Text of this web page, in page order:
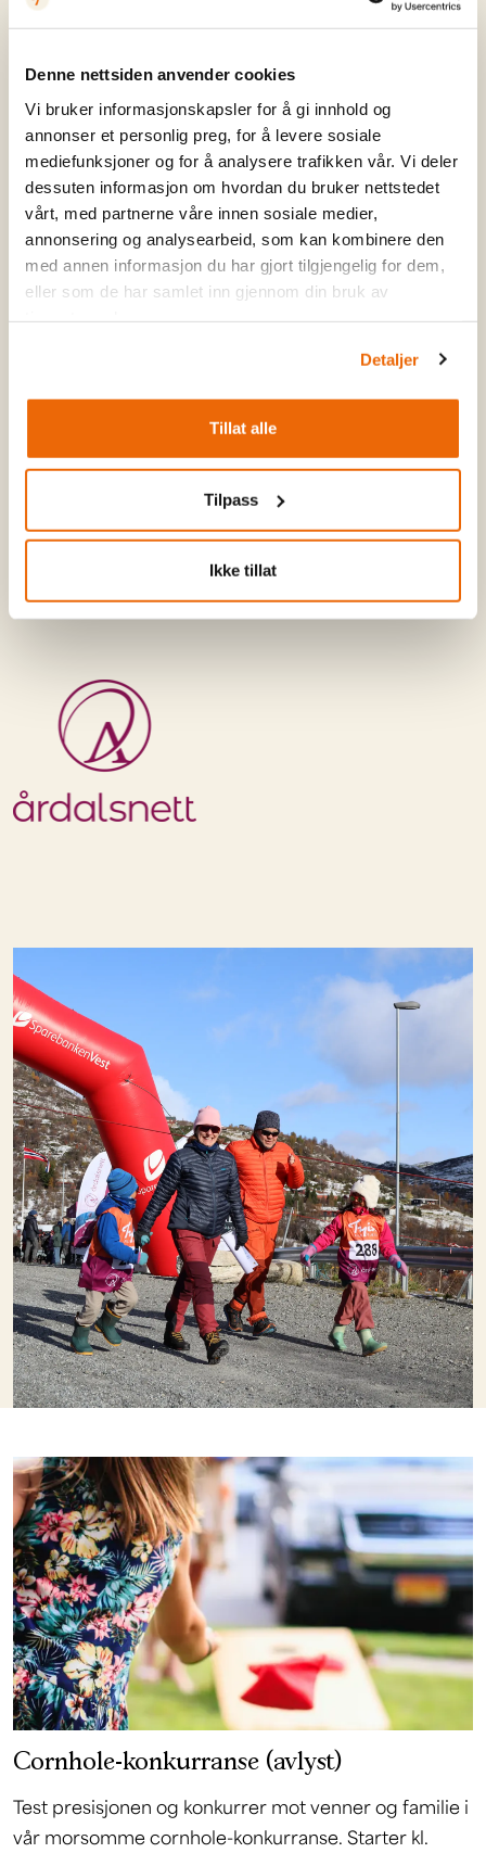
Denne nettsiden anvender cookies
Vi bruker informasjonskapsler for å gi innhold og
annonser et personlig preg, for å levere sosiale
mediefunksjoner og for å analysere trafikken vår. Vi deler
dessuten informasjon om hvordan du bruker nettstedet
vårt, med partnerne våre innen sosiale medier,
annonsering og analysearbeid, som kan kombinere den
med annen informasjon du har gjort tilgjengelig for dem,
eller som de har samlet inn gjennom din bruk av
Detaljer
Tillat alle
Tilpass
Ikke tillat
Ta med familien og bli med på årets
rebusløype!
Våre venner i Årdalsnett er tilbake med sin populære
rebusløype! Barna får muligheten til å utforske
området rundt Filefjellstuene på en morsom og
og finner poster underveis. Det blir både aktivitet,
små utfordringer og mye moro for store og små. Alle
deltakere får fine premier.
Påmelding og henting av startnummer:11:30-13:00
Ta også turen innom Årdalsnett sin stand gjennom
dagen for godsaker, konkurranser og gode tilbud!
Cornhole-konkurranse (avlyst)
Test presisjonen og konkurrer mot venner og familie i
vår morsomme cornhole-konkurranse. Starter kl.